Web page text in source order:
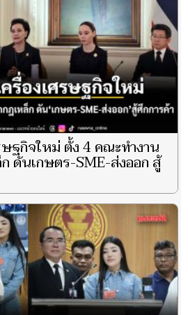
ษฐกิจใหม่ ตั้ง 4 คณะทำงาน
ดันเกษตร-SME-ส่งออก สู้